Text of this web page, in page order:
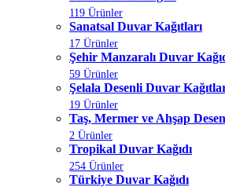
119 Ürünler
Sanatsal Duvar Kağıtları
17 Ürünler
Şehir Manzaralı Duvar
59 Ürünler
Şelala Desenli Duvar
19 Ürünler
Taş, Mermer ve Ahşap
2 Ürünler
Tropikal Duvar Kağıdı
254 Ürünler
Türkiye Duvar Kağıdı